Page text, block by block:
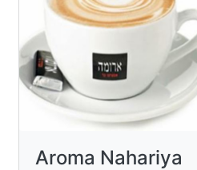
Aroma Nahariya